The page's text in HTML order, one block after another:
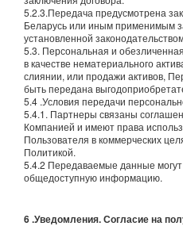
5.2.3.Передача предусмотрена
Беларусь или иным применимым
установленной
5.3. Персональная и
в качестве нематериального
слиянии, или продажи активов,
быть передана
5.4 .Условия передачи
5.4.1. Партнеры связаны
Компанией и имеют права
Пользователя в коммерческих
Политикой.
5.4.2 Передаваемые данные могут
общедоступную информацию.
6 .Уведомления. Согласие на